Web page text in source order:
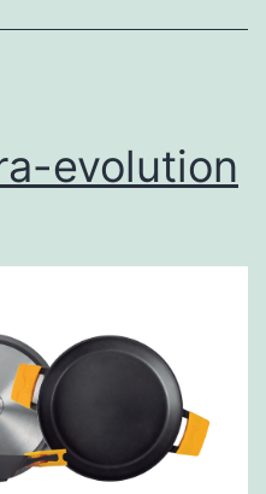
evolution